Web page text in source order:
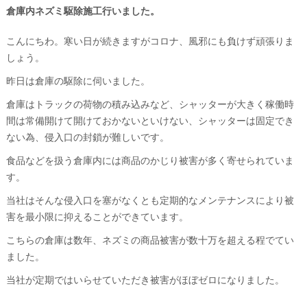
倉庫内ネズミ駆除施工行いました。
こんにちわ。寒い日が続きますがコロナ、風邪にも負けず頑張りま
しょう。
昨日は倉庫の駆除に伺いました。
倉庫はトラックの荷物の積み込みなど、シャッターが大きく稼働時
間は常備開けて開けておかないといけない、シャッターは固定でき
ない為、侵入口の封鎖が難しいです。
食品などを扱う倉庫内には商品のかじり被害が多く寄せられていま
す。
当社はそんな侵入口を塞がなくとも定期的なメンテナンスにより被
害を最小限に抑えることができています。
こちらの倉庫は数年、ネズミの商品被害が数十万を超える程でてい
ました。
当社が定期ではいらせていただき被害がほぼゼロになりました。